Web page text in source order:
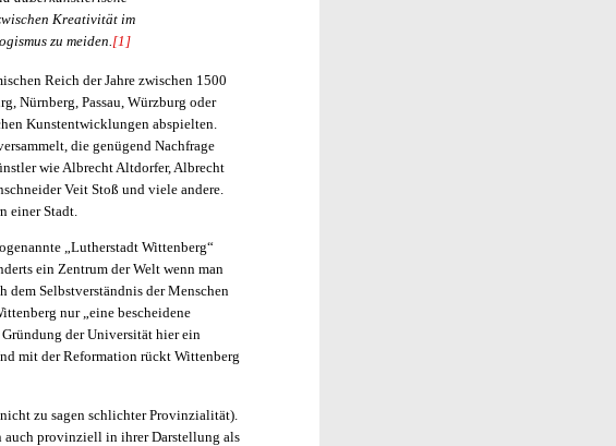
Kreativität im
zu meiden. [1]
Reich der Jahre zwischen 1500
Nürnberg, Passau, Würzburg oder
Kunstentwicklungen abspielten.
die genügend Nachfrage
wie Albrecht Altdorfer, Albrecht
Veit Stoß und viele andere.
einer Stadt.
„Lutherstadt Wittenberg“
ein Zentrum der Welt wenn man
dem Selbstverständnis der Menschen
nur „eine bescheidene
der Universität hier ein
mit der Reformation rückt Wittenberg
zu sagen schlichter Provinzialität).
auch provinziell in ihrer Darstellung als